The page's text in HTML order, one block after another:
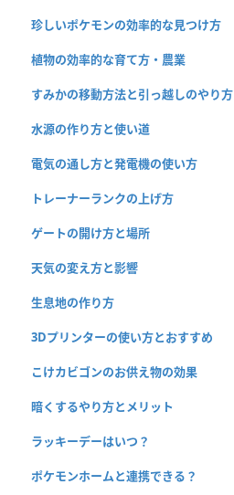
珍しいポケモンの効率的な見つけ方
植物の効率的な育て方・農業
すみかの移動方法と引っ越しのやり方
水源の作り方と使い道
電気の通し方と発電機の使い方
トレーナーランクの上げ方
ゲートの開け方と場所
天気の変え方と影響
生息地の作り方
3Dプリンターの使い方とおすすめ
こけカビゴンのお供え物の効果
暗くするやり方とメリット
ラッキーデーはいつ？
ポケモンホームと連携できる？